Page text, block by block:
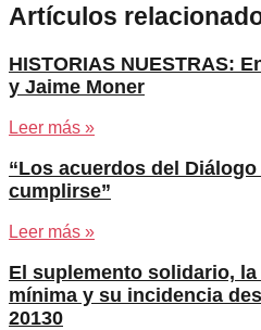
Artículos
HISTORIAS NUESTRAS:
y Jaime Moner
Leer más »
“Los acuerdos del
cumplirse”
Leer más »
El suplemento solidario,
mínima y su incidencia
20130